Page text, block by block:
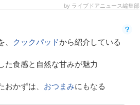
by ライブドアニュース編集部
クックパッドから紹介している
た食感と自然な甘みが魅力
おかずは、 おつまみにもなる